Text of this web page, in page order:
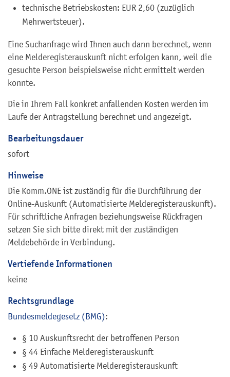
technische Betriebskosten: EUR 2,60 (zuzüglich
Mehrwertsteuer).
Eine Suchanfrage wird Ihnen auch dann berechnet, wenn
eine Melderegisterauskunft nicht erfolgen kann, weil die
gesuchte Person beispielsweise nicht ermittelt werden
konnte.
Die in Ihrem Fall konkret anfallenden Kosten werden im
Laufe der Antragstellung berechnet und angezeigt.
Bearbeitungsdauer
sofort
Hinweise
Die Komm.ONE ist zuständig für die Durchführung der
Online-Auskunft (Automatisierte Melderegisterauskunft).
Für schriftliche Anfragen beziehungsweise Rückfragen
setzen Sie sich bitte direkt mit der zuständigen
Meldebehörde in Verbindung.
Vertiefende Informationen
keine
Rechtsgrundlage
Bundesmeldegesetz (BMG):
§ 10 Auskunftsrecht der betroffenen Person
§ 44 Einfache Melderegisterauskunft
§ 49 Automatisierte Melderegisterauskunft